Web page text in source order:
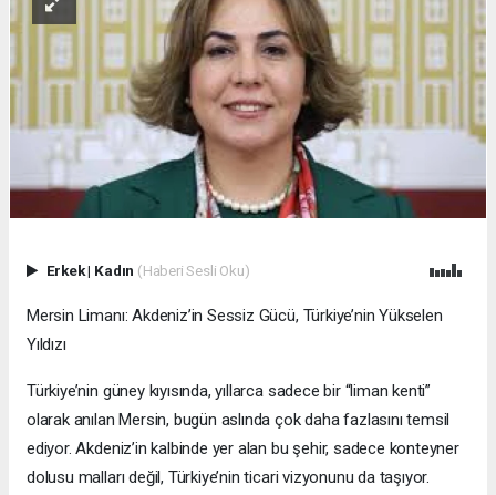
Erkek| Kadın (Haberi Sesli Oku)
Mersin Limanı: Akdeniz’in Sessiz Gücü, Türkiye’nin Yükselen
Yıldızı
Türkiye’nin güney kıyısında, yıllarca sadece bir “liman kenti”
olarak anılan Mersin, bugün aslında çok daha fazlasını temsil
ediyor. Akdeniz’in kalbinde yer alan bu şehir, sadece konteyner
dolusu malları değil, Türkiye’nin ticari vizyonunu da taşıyor.